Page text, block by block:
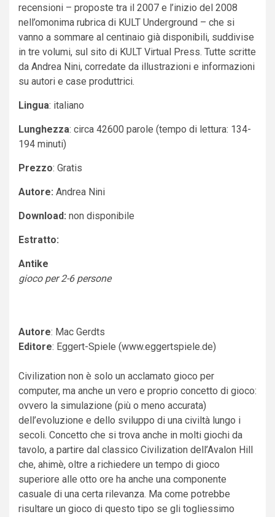
recensioni – proposte tra il 2007 e l’inizio del 2008
nell’omonima rubrica di KULT Underground – che si
vanno a sommare al centinaio già disponibili, suddivise
in tre volumi, sul sito di KULT Virtual Press. Tutte scritte
da Andrea Nini, corredate da illustrazioni e informazioni
su autori e case produttrici.
Lingua: italiano
Lunghezza: circa 42600 parole (tempo di lettura: 134-
194 minuti)
Prezzo: Gratis
Autore: Andrea Nini
Download: non disponibile
Estratto:
Antike
gioco per 2-6 persone
Autore: Mac Gerdts
Editore: Eggert-Spiele (www.eggertspiele.de)
Civilization non è solo un acclamato gioco per
computer, ma anche un vero e proprio concetto di gioco:
ovvero la simulazione (più o meno accurata)
dell’evoluzione e dello sviluppo di una civiltà lungo i
secoli. Concetto che si trova anche in molti giochi da
tavolo, a partire dal classico Civilization dell’Avalon Hill
che, ahimè, oltre a richiedere un tempo di gioco
superiore alle otto ore ha anche una componente
casuale di una certa rilevanza. Ma come potrebbe
risultare un gioco di questo tipo se gli togliessimo